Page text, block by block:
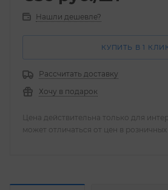
Нашли дешевле?
КУПИТЬ В 1
Рассчитать доставку
Хочу в подарок
Цена действительна только для
может отличаться от цен в розничных